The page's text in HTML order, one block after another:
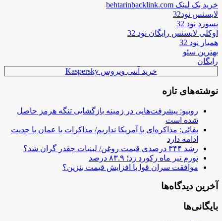
خرید بک لینک behtarinbacklink.com
لایسنس نود32
پسورد نود 32
اوکلی لایسنس رایگان نود 32
همیار نود 32
بهترین سئو
رایگان
خرید آنتی ویروس Kaspersky
نوشته‌های تازه
روبیو: پیشرفت‌هایی در زمینه بازگشایی تنگه هرمز حاصل
شده است
بقائی: مذاکره‌ای با آمریکا نداریم/ مذاکرات با عمان با جدیت
ادامه دارد
رشد ۳۴۴ درصدی قیمت روغن/ لبنیات چقدر گران شد؟
تورم تیر ماه رکورد زد؛ ۸۳.۹ درصد
موافقت سران قوا با افزایش قیمت بنزین؟
آخرین دیدگاه‌ها
بایگانی‌ها